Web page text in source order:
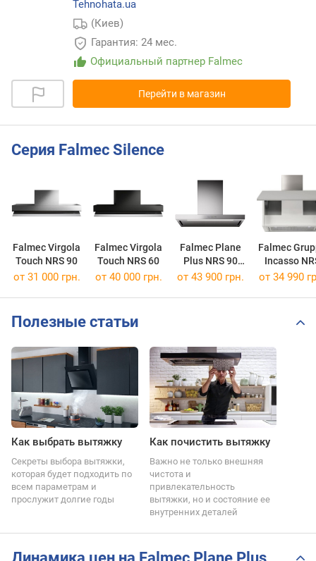
Tehnohata.ua
(Киев)
Гарантия: 24 мес.
Официальный партнер Falmec
Перейти в магазин
Серия Falmec Silence
Falmec Virgola
Touch NRS 90
Falmec Virgola
Touch NRS 60
Falmec Plane
Plus NRS 90
Wall
Falmec
Incasso
50/800
от 31 000 грн. от 40 000 грн. от 43 900 грн. от 34 990
Полезные статьи
Как выбрать вытяжку
Секреты выбора вытяжки,
которая будет подходить по
всем параметрам и
прослужит долгие годы
Как почистить вытяжку
Важно не только внешняя
чистота и
привлекательность
вытяжки, но и состояние ее
внутренних деталей